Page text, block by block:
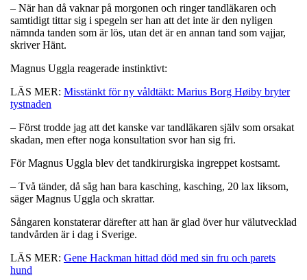
– När han då vaknar på morgonen och ringer tandläkaren och
samtidigt tittar sig i spegeln ser han att det inte är den nyligen
nämnda tanden som är lös, utan det är en annan tand som vajjar,
skriver Hänt.
Magnus Uggla reagerade instinktivt:
LÄS MER: Misstänkt för ny våldtäkt: Marius Borg Høiby bryter
tystnaden
– Först trodde jag att det kanske var tandläkaren själv som orsakat
skadan, men efter noga konsultation svor han sig fri.
För Magnus Uggla blev det tandkirurgiska ingreppet kostsamt.
– Två tänder, då såg han bara kasching, kasching, 20 lax liksom,
säger Magnus Uggla och skrattar.
Sångaren konstaterar därefter att han är glad över hur välutvecklad
tandvården är i dag i Sverige.
LÄS MER: Gene Hackman hittad död med sin fru och parets
hund